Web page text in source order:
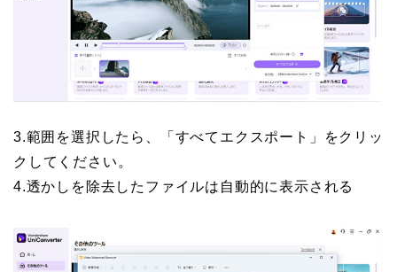
3.範囲を選択したら、「すべてエクスポート」をクリッ
クしてください。
4.透かしを除去したファイルは自動的に表示される